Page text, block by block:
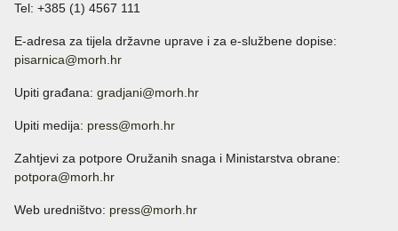
Tel: +385 (1) 4567 111
E-adresa za tijela državne uprave i za e-službene dopise:
pisarnica@morh.hr
Upiti građana: gradjani@morh.hr
Upiti medija: press@morh.hr
Zahtjevi za potpore Oružanih snaga i Ministarstva obrane:
potpora@morh.hr
Web uredništvo: press@morh.hr